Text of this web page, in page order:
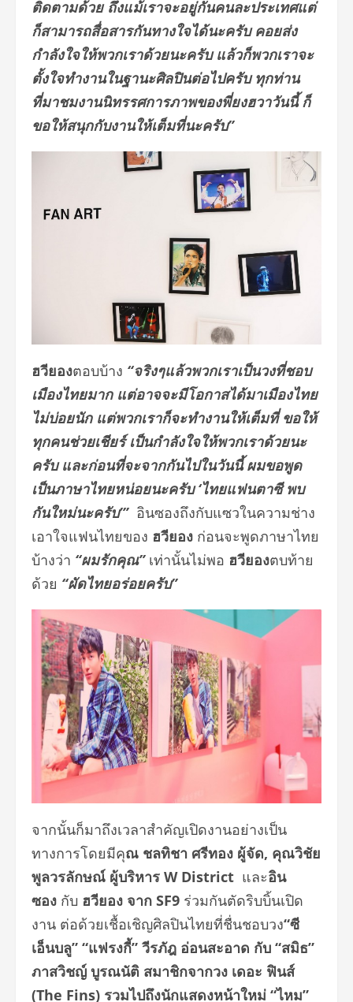
ติดตามด้วย ถึงแม้เราจะอยู่กันคนละประเทศแต่
ก็สามารถสื่อสารกันทางใจได้นะครับ คอยส่ง
กำลังใจให้พวกเราด้วยนะครับ แล้วก็พวกเราจะ
ตั้งใจทำงานในฐานะศิลปินต่อไปครับ ทุกท่าน
ที่มาชมงานนิทรรศการภาพของพี่ยงฮวาวันนี้ ก็
ขอให้สนุกกับงานให้เต็มที่นะครับ”
ฮวียองตอบบ้าง “จริงๆแล้วพวกเราเป็นวงที่ชอบ
เมืองไทยมาก แต่อาจจะมีโอกาสได้มาเมืองไทย
ไม่บ่อยนัก แต่พวกเราก็จะทำงานให้เต็มที่ ขอให้
ทุกคนช่วยเชียร์ เป็นกำลังใจให้พวกเราด้วยนะ
ครับ และก่อนที่จะจากกันไปในวันนี้ ผมขอพูด
เป็นภาษาไทยหน่อยนะครับ‘ไทยแฟนตาซี พบ
กันใหม่นะครับ’”อินซองถึงกับแซวในความช่าง
เอาใจแฟนไทยของ ฮวียอง ก่อนจะพูดภาษาไทย
บ้างว่า “ผมรักคุณ”เท่านั้นไม่พอ ฮวียองตบท้าย
ด้วย “ผัดไทยอร่อยครับ”
จากนั้นก็มาถึงเวลาสำคัญเปิดงานอย่างเป็น
ทางการโดยมีคุณ ชลทิชา ศรีทอง ผู้จัด, คุณวิชัย
พูลวรลักษณ์ ผู้บริหาร W District และอิน
ซอง กับ ฮวียอง จาก SF9 ร่วมกันตัดริบบิ้นเปิด
งาน ต่อด้วยเชื้อเชิญศิลปินไทยที่ชื่นชอบวง“ซี
เอ็นบลู” “แฟรงกี้” วีรภัฎ อ่อนสะอาด กับ “สมิธ”
ภาสวิชญ์ บูรณนัติ สมาชิกจากวง เดอะ ฟินส์
(The Fins) รวมไปถึงนักแสดงหน้าใหม่ “ไหม”